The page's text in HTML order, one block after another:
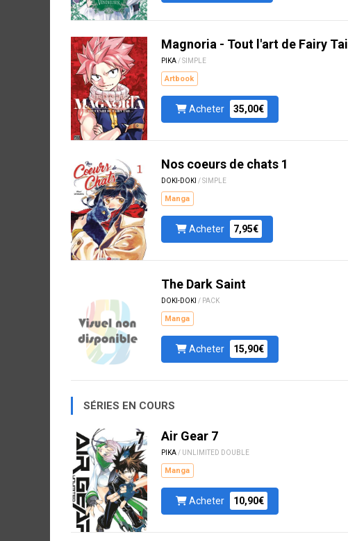
Magnoria - Tout l'art de Fairy Tail
PIKA / SIMPLE
Artbook
Acheter 35,00€
Nos coeurs de chats 1
DOKI-DOKI / SIMPLE
Manga
Acheter 7,95€
The Dark Saint
DOKI-DOKI / PACK
Manga
Acheter 15,90€
SÉRIES EN COURS
Air Gear 7
PIKA / UNLIMITED DOUBLE
Manga
Acheter 10,90€